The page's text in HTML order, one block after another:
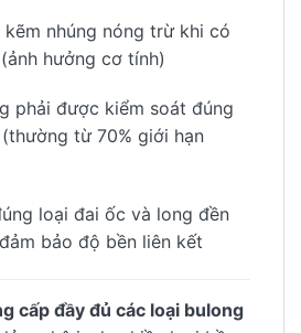
kẽm nhúng nóng trừ khi có
hưởng cơ tính)
phải được kiểm soát đúng
từ 70% giới hạn
loại đai ốc và long đền
bảo độ bền liên kết
cấp đầy đủ các loại bulong